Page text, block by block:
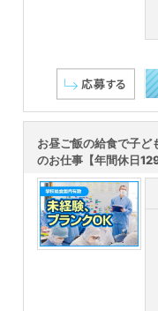
お昼ご飯の給食で子ど
のお仕事【年間休日129